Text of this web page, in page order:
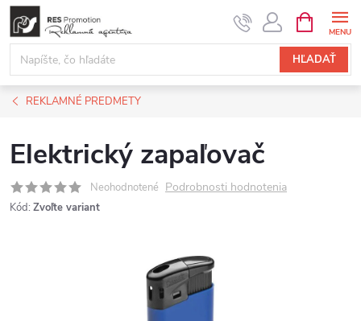
Prejsť
obsah
HĽADAŤ
KOŠÍK
REKLAMNÉ PREDMETY
Elektrický zapaľovač
Neohodnotené Podrobnosti hodnotenia
Kód: Zvoľte variant